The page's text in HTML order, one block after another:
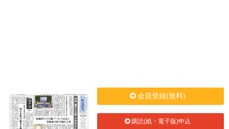
会員登録(無料)
購読(紙・電子版)申込